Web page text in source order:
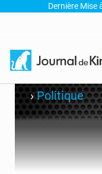
Dernière Mise
›Politique